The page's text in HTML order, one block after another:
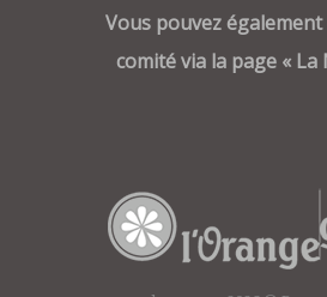
Vous pouvez
comité via la page « La